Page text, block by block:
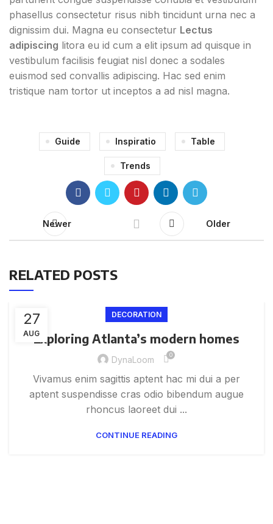
phasellus consectetur risus nibh tincidunt urna nec a
dignissim dui. Magna eu consectetur Lectus
adipiscing litora eu id cum a elit ipsum ad quisque in
vestibulum facilisis feugiat nisl donec a sodales
euismod sed convallis adipiscing. Hac sed enim
tristique nam tortor ut inceptos a ad nisl magna.
Guide Inspiratio Table
Trends
Newer Older
RELATED POSTS
27
AUG
DECORATION
Exploring Atlanta’s modern homes
DynaLoom 0
Vivamus enim sagittis aptent hac mi dui a per
aptent suspendisse cras odio bibendum augue
rhoncus laoreet dui ...
CONTINUE READING